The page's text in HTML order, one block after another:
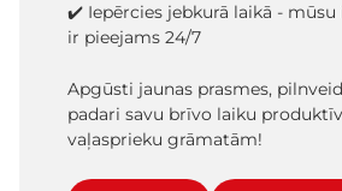
✔️ Iepērcies jebkurā laikā -
ir pieejams 24/7
Apgūsti jaunas prasmes,
padari savu brīvo laiku
vaļasprieku grāmatām!